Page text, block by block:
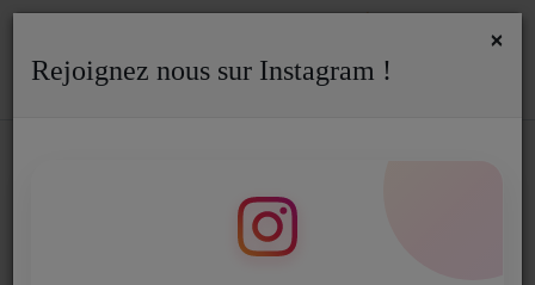
ACTUALITÉS DE LA RADIO
×
Rejoignez nous sur Instagram !